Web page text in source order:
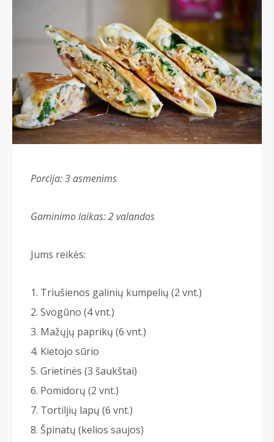
Porcija: 3 asmenims
Gaminimo laikas:2 valandos
Jums reikės:
Triušienos galinių kumpelių (2 vnt.)
Svogūno (4 vnt.)
Mažųjų paprikų (6 vnt.)
Kietojo sūrio
Grietinės (3 šaukštai)
Pomidorų (2 vnt.)
Tortiljių lapų (6 vnt.)
Špinatų (kelios saujos)